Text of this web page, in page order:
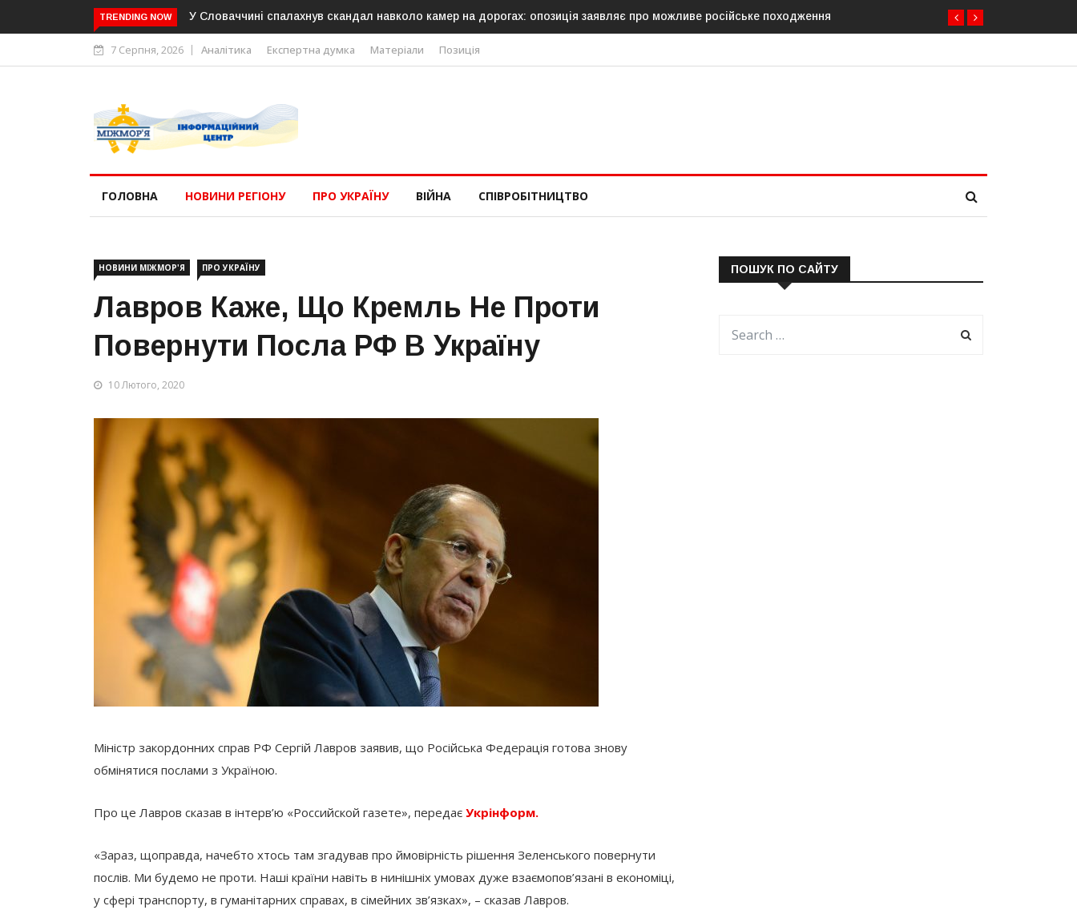
TRENDING NOW У Словаччині спалахнув скандал навколо камер на дорогах: опозиція заявляє про можливе російське походження
7 Серпня, 2026 Аналітика Експертна думка Матеріали Позиція
ГОЛОВНА НОВИНИ РЕГІОНУ ПРО УКРАЇНУ ВІЙНА СПІВРОБІТНИЦТВО
НОВИНИ МІЖМОР'Я ПРО УКРАЇНУ
Лавров Каже, Що Кремль Не Проти
Повернути Посла РФ В Україну
10 Лютого, 2020
Міністр закордонних справ РФ Сергій Лавров заявив, що Російська Федерація готова знову
обмінятися послами з Україною.
Про це Лавров сказав в інтерв’ю «Российской газете», передає Укрінформ.
«Зараз, щоправда, начебто хтось там згадував про ймовірність рішення Зеленського повернути
послів. Ми будемо не проти. Наші країни навіть в нинішніх умовах дуже взаємопов’язані в економіці,
у сфері транспорту, в гуманітарних справах, в сімейних зв’язках», – сказав Лавров.
ПОШУК ПО САЙТУ